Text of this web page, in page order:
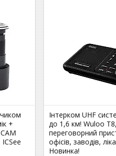
+
Інтерком UHF
до 1,6 км! Wuloo T8,
переговорний
офісів, заводів,
Новинка!